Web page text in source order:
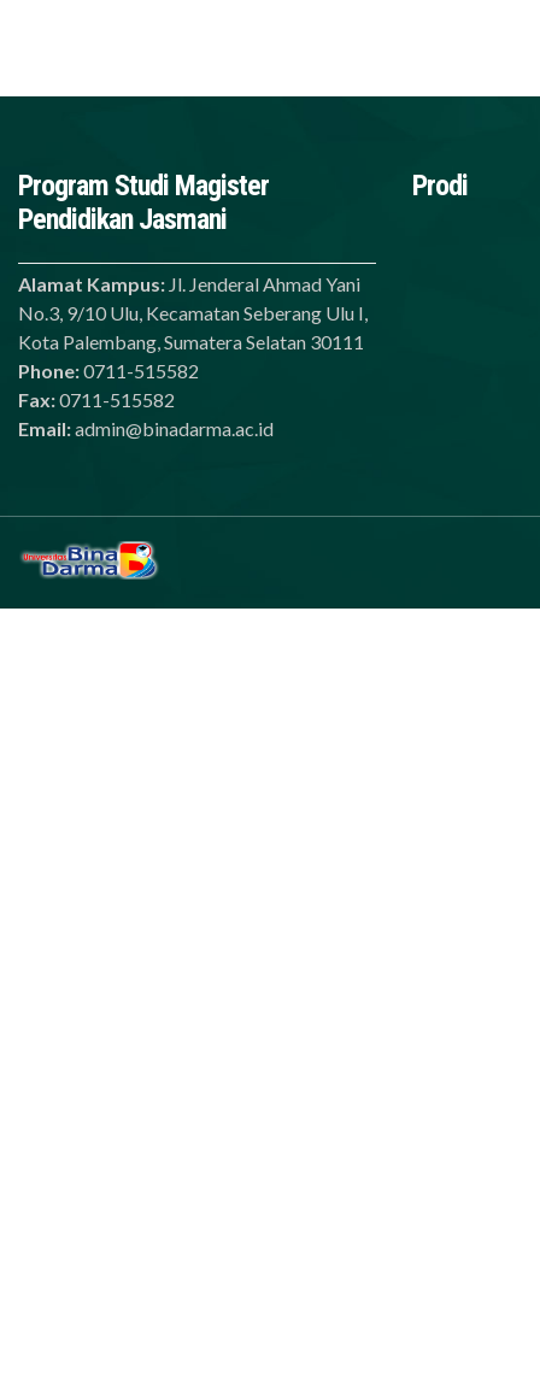
Program Studi Magister
Pendidikan Jasmani
Alamat Kampus: Jl. Jenderal Ahmad Yani
No.3, 9/10 Ulu, Kecamatan Seberang Ulu I,
Kota Palembang, Sumatera Selatan 30111
Phone:0711-515582
Fax:0711-515582
Email:admin@binadarma.ac.id
Prodi